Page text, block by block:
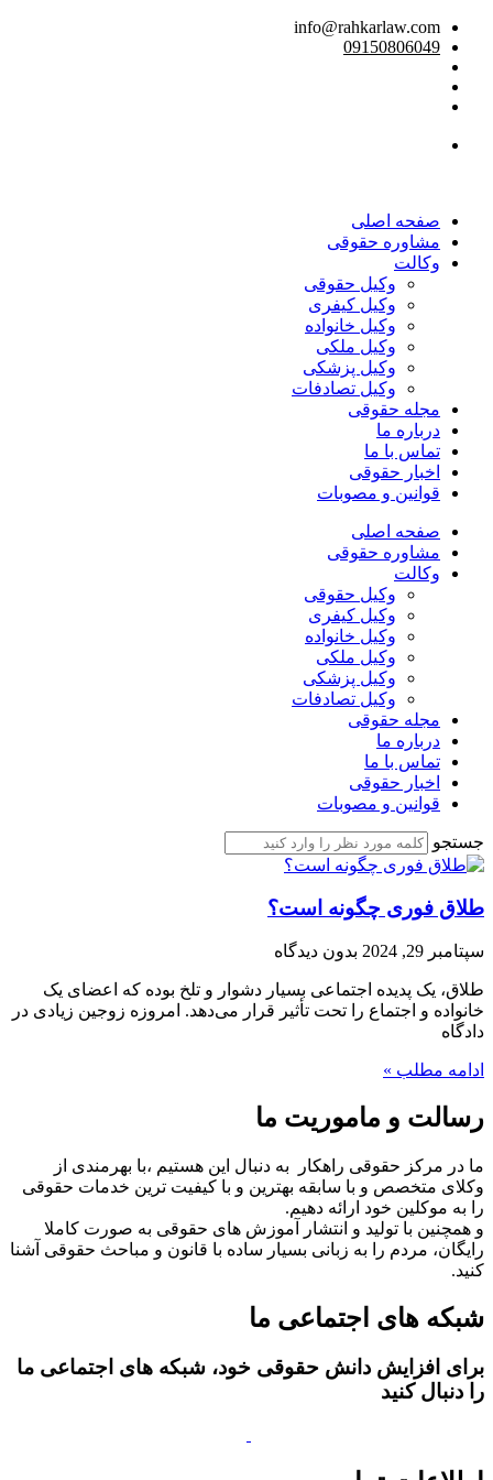
info@rahkarlaw.com
09150806049
صفحه اصلی
مشاوره حقوقی
وکالت
وکیل حقوقی
وکیل کیفری
وکیل خانواده
وکیل ملکی
وکیل پزشکی
وکیل تصادفات
مجله حقوقی
درباره ما
تماس با ما
اخبار حقوقی
قوانین و مصوبات
صفحه اصلی
مشاوره حقوقی
وکالت
وکیل حقوقی
وکیل کیفری
وکیل خانواده
وکیل ملکی
وکیل پزشکی
وکیل تصادفات
مجله حقوقی
درباره ما
تماس با ما
اخبار حقوقی
قوانین و مصوبات
جستجو
طلاق فوری چگونه است؟
سپتامبر 29, 2024 بدون دیدگاه
طلاق، یک پدیده اجتماعی بسیار دشوار و تلخ بوده که اعضای یک
خانواده و اجتماع را تحت تأثیر قرار می‌دهد. امروزه زوجین زیادی در
دادگاه
ادامه مطلب »
رسالت و ماموریت ما
ما در مرکز حقوقی راهکار به دنبال این هستیم ،با بهرمندی از
وکلای متخصص و با سابقه بهترین و با کیفیت ترین خدمات حقوقی
را به موکلین خود ارائه دهیم.
و همچنین با تولید و انتشار آموزش های حقوقی به صورت کاملا
رایگان، مردم را به زبانی بسیار ساده با قانون و مباحث حقوقی آشنا
کنید.
شبکه های اجتماعی ما
برای افزایش دانش حقوقی خود، شبکه های اجتماعی ما
را دنبال کنید